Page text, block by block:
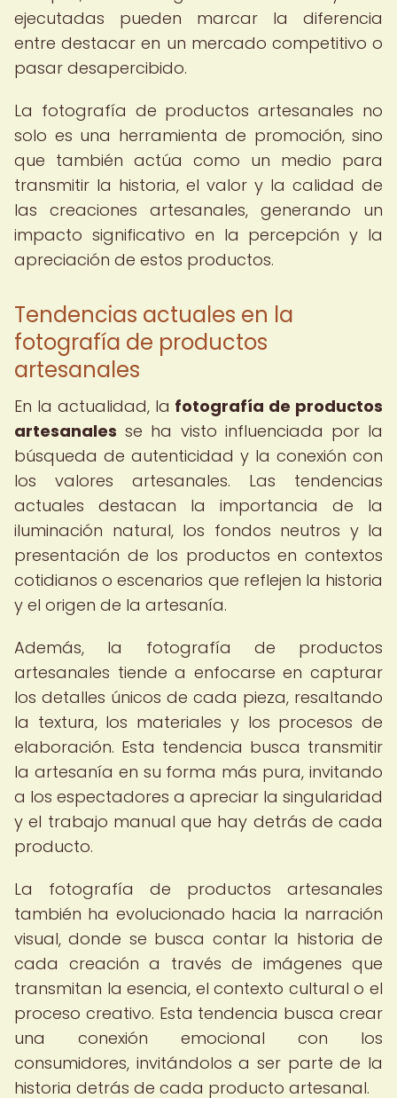
ejecutadas pueden marcar la diferencia
entre destacar en un mercado competitivo o
pasar desapercibido.
La fotografía de productos artesanales no
solo es una herramienta de promoción, sino
que también actúa como un medio para
transmitir la historia, el valor y la calidad de
las creaciones artesanales, generando un
impacto significativo en la percepción y la
apreciación de estos productos.
Tendencias actuales en la
fotografía de productos
artesanales
En la actualidad, la fotografía de productos
artesanales se ha visto influenciada por la
búsqueda de autenticidad y la conexión con
los valores artesanales. Las tendencias
actuales destacan la importancia de la
iluminación natural, los fondos neutros y la
presentación de los productos en contextos
cotidianos o escenarios que reflejen la historia
y el origen de la artesanía.
Además, la fotografía de productos
artesanales tiende a enfocarse en capturar
los detalles únicos de cada pieza, resaltando
la textura, los materiales y los procesos de
elaboración. Esta tendencia busca transmitir
la artesanía en su forma más pura, invitando
a los espectadores a apreciar la singularidad
y el trabajo manual que hay detrás de cada
producto.
La fotografía de productos artesanales
también ha evolucionado hacia la narración
visual, donde se busca contar la historia de
cada creación a través de imágenes que
transmitan la esencia, el contexto cultural o el
proceso creativo. Esta tendencia busca crear
una conexión emocional con los
consumidores, invitándolos a ser parte de la
historia detrás de cada producto artesanal.